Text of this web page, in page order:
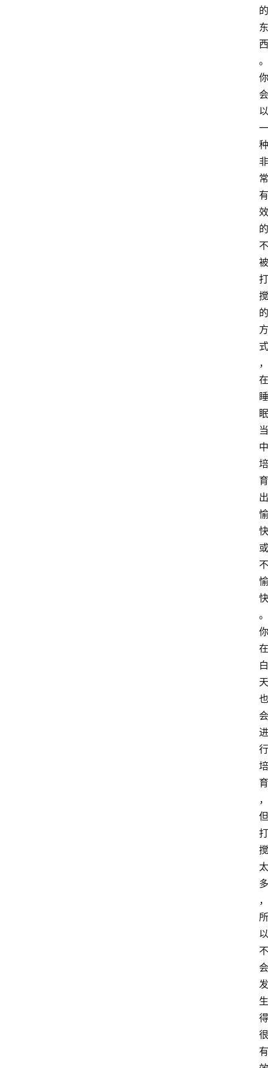
的
东
西
。
你
会
以
一
种
非
常
有
效
的
不
被
打
搅
的
方
式
，
在
睡
眠
当
中
培
育
出
愉
快
或
不
愉
快
。
你
在
白
天
也
会
进
行
培
育
，
但
打
搅
太
多
，
所
以
不
会
发
生
得
很
有